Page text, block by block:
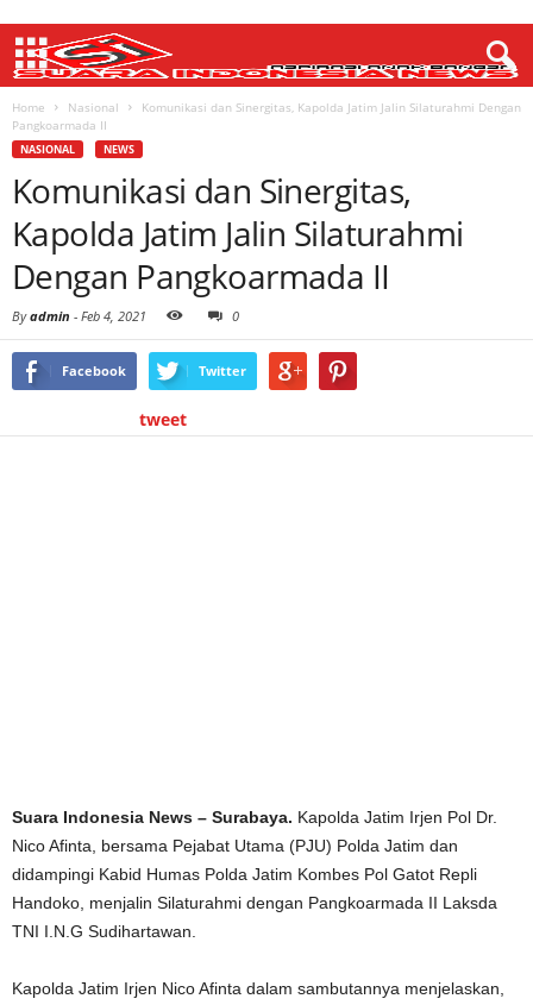
Home Nasional
Komunikasi dan Sinergitas, Kapolda Jatim Jalin Silaturahmi Dengan
Pangkoarmada II
NASIONAL NEWS
Komunikasi dan Sinergitas,
Kapolda Jatim Jalin Silaturahmi
Dengan Pangkoarmada II
Byadmin - Feb 4, 2021 0
Facebook Twitter
tweet
Suara Indonesia News – Surabaya. Kapolda Jatim Irjen Pol Dr.
Nico Afinta, bersama Pejabat Utama (PJU) Polda Jatim dan
didampingi Kabid Humas Polda Jatim Kombes Pol Gatot Repli
Handoko, menjalin Silaturahmi dengan Pangkoarmada II Laksda
TNI I.N.G Sudihartawan.
Kapolda Jatim Irjen Nico Afinta dalam sambutannya menjelaskan,